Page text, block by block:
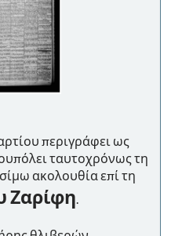
περιγράφει ως
ταυτοχρόνως τη
ακολουθία επί τη
Ζαρίφη